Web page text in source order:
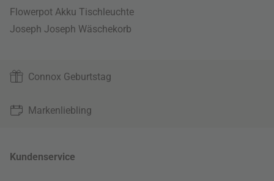
Flowerpot Akku Tischleuchte
Joseph Joseph Wäschekorb
Connox Geburtstag
Markenliebling
Kundenservice